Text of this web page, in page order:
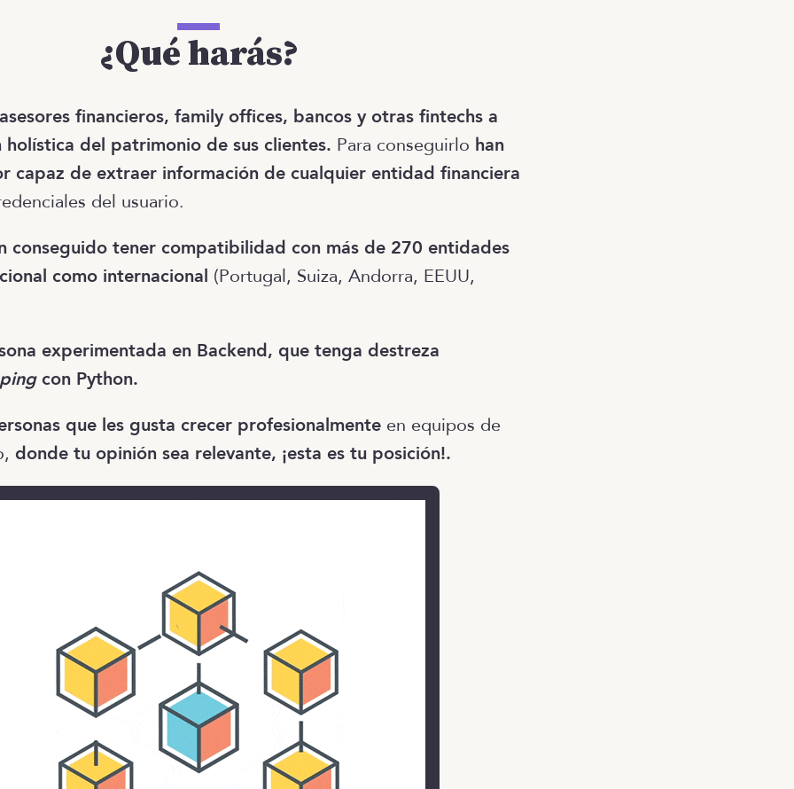
¿Qué harás?
financieros, family offices, bancos y otras fintechs a
holística del patrimonio de sus clientes. Para conseguirlo han
capaz de extraer información de cualquier entidad financiera
del usuario.
conseguido tener compatibilidad con más de 270 entidades
como internacional (Portugal, Suiza, Andorra, EEUU,
experimentada en Backend, que tenga destreza
con Python.
que les gusta crecer profesionalmente en equipos de
donde tu opinión sea relevante, ¡esta es tu posición!.